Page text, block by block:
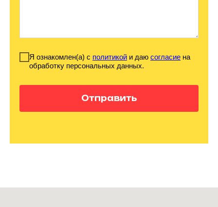
Я ознакомлен(а) с политикой и даю согласие на
обработку персональных данных.
Отправить